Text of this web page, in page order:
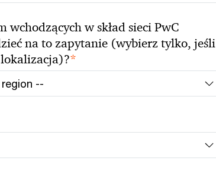
wchodzących w skład sieci PwC
na to zapytanie (wybierz tylko, jeśli
*